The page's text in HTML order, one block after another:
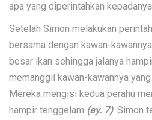
apa yang diperintahkan
Setelah Simon melakukan
bersama dengan kawan-
besar ikan sehingga jalanya
memanggil kawan-kawannya
Mereka mengisi kedua perahu
hampir tenggelam (ay. 7). Simon